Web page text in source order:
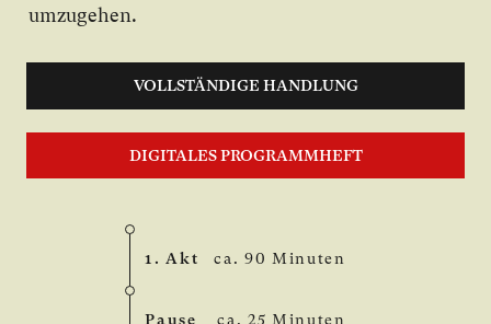
um­zu­ge­hen.
VOLLSTÄNDIGE HANDLUNG
DIGITALES PROGRAMMHEFT
1. Akt ca. 90 Minuten
Pause ca. 25 Minuten